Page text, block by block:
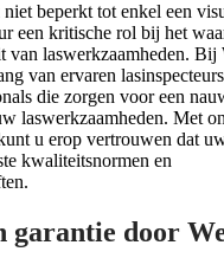
beperkt tot enkel een
een kritische rol bij het
van laswerkzaamheden. Bij
van ervaren
die zorgen voor een
laswerkzaamheden. Met
u erop vertrouwen dat
kwaliteitsnormen en
garantie door